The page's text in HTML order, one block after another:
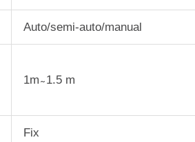
Auto/semi-auto/manual
1m ̴ 1.5 m
Fix